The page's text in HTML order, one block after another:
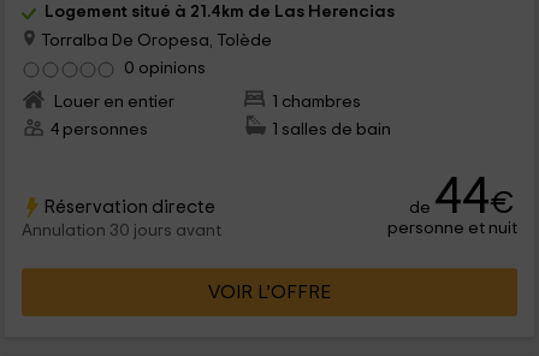
Logement situé à 21.4km de Las Herencias
Torralba De Oropesa, Tolède
0 opinions
Louer en entier
1 chambres
4 personnes
1 salles de bain
Réservation directe
Annulation 30 jours avant
de 44€
personne et nuit
VOIR L’OFFRE